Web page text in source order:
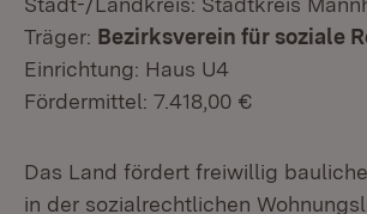
Träger: Bezirksverein für soziale
Einrichtung: Haus U4
Fördermittel: 7.418,00 €
Das Land fördert freiwillig
in der sozialrechtlichen